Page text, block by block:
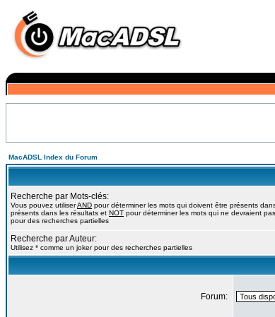
MacADSL Index du Forum
Recherche par Mots-clés:
Vous pouvez utiliserAND pour déterminer les mots qui doivent être présents
présents dans les résultats et NOT pour déterminer les mots qui ne devraient
pour des recherches partielles
Recherche par Auteur:
Utilisez * comme un joker pour des recherches partielles
Forum: